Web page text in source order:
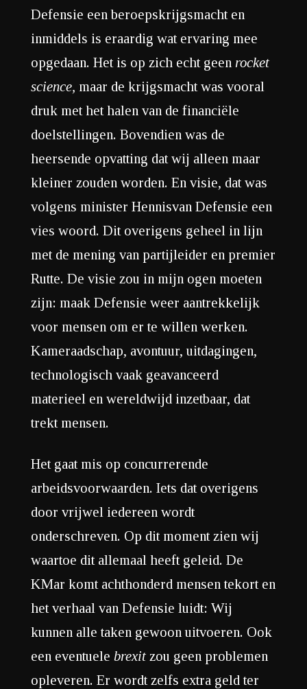
Defensie een beroepskrijgsmacht en
inmiddels is eraardig wat ervaring mee
opgedaan. Het is op zich echt geen rocket
science, maar de krijgsmacht was vooral
druk met het halen van de financiële
doelstellingen. Bovendien was de
heersende opvatting dat wij alleen maar
kleiner zouden worden. En visie, dat was
volgens minister Hennisvan Defensie een
vies woord. Dit overigens geheel in lijn
met de mening van partijleider en premier
Rutte. De visie zou in mijn ogen moeten
zijn: maak Defensie weer aantrekkelijk
voor mensen om er te willen werken.
Kameraadschap, avontuur, uitdagingen,
technologisch vaak geavanceerd
materieel en wereldwijd inzetbaar, dat
trekt mensen.
Het gaat mis op concurrerende
arbeidsvoorwaarden. Iets dat overigens
door vrijwel iedereen wordt
onderschreven. Op dit moment zien wij
waartoe dit allemaal heeft geleid. De
KMar komt achthonderd mensen tekort en
het verhaal van Defensie luidt: Wij
kunnen alle taken gewoon uitvoeren. Ook
een eventuele brexitzou geen problemen
opleveren. Er wordt zelfs extra geld ter